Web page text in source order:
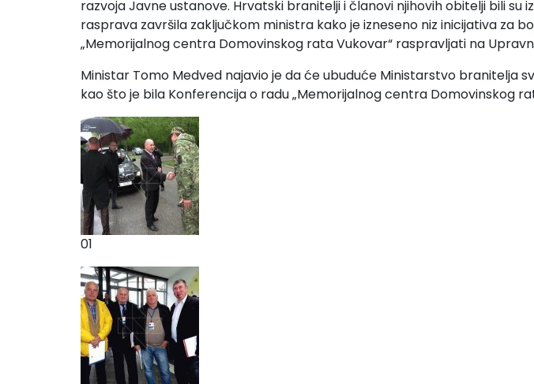
razvoja Javne ustanove. Hrvatski branitelji i članovi njihovih obitelji bili
rasprava završila zaključkom ministra kako je izneseno niz inicijativa za
„Memorijalnog centra Domovinskog rata Vukovar“ raspravljati na
Ministar Tomo Medved najavio je da će ubuduće Ministarstvo branitelja
kao što je bila Konferencija o radu „Memorijalnog centra Domovinskog
01